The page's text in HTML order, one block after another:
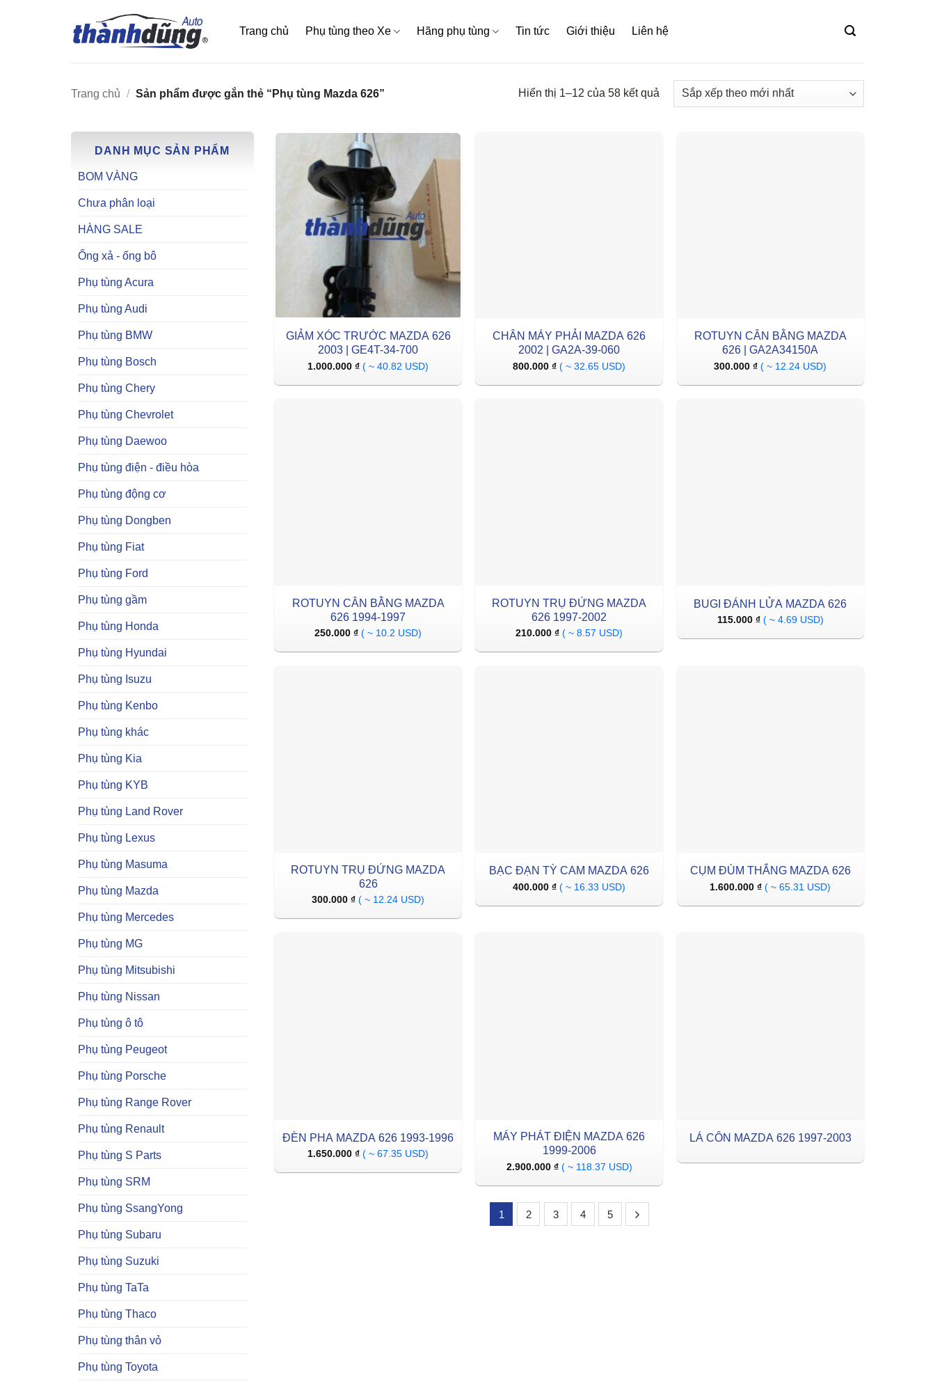
Trang chủ Phụ tùng theo Xe Hãng phụ tùng Tin tức Giới thiệu Liên hệ
Trang chủ / Sản phẩm được gắn thẻ “Phụ tùng Mazda 626” Hiển thị 1–12 của 58 kết quả
sắp
DANH MỤC SẢN PHẨM
BOM VÀNG
Chưa phân loại
HÀNG SALE
Ống xả - ống bô
Phụ tùng Acura
Phụ tùng Audi
Phụ tùng BMW
Phụ tùng Bosch
Phụ tùng Chery
Phụ tùng Chevrolet
Phụ tùng Daewoo
Phụ tùng điện - điều hòa
Phụ tùng động cơ
Phụ tùng Dongben
Phụ tùng Fiat
Phụ tùng Ford
Phụ tùng gầm
Phụ tùng Honda
Phụ tùng Hyundai
Phụ tùng Isuzu
Phụ tùng Kenbo
Phụ tùng khác
Phụ tùng Kia
Phụ tùng KYB
Phụ tùng Land Rover
Phụ tùng Lexus
Phụ tùng Masuma
Phụ tùng Mazda
Phụ tùng Mercedes
Phụ tùng MG
Phụ tùng Mitsubishi
Phụ tùng Nissan
Phụ tùng ô tô
Phụ tùng Peugeot
Phụ tùng Porsche
Phụ tùng Range Rover
Phụ tùng Renault
Phụ tùng S Parts
Phụ tùng SRM
Phụ tùng SsangYong
Phụ tùng Subaru
Phụ tùng Suzuki
Phụ tùng TaTa
Phụ tùng Thaco
Phụ tùng thân vỏ
Phụ tùng Toyota
GIẢM XÓC TRƯỚC MAZDA 626
2003 | GE4T-34-700
1.000.000₫ ( ~ 40.82 USD)
CHÂN MÁY PHẢI MAZDA 626
2002 | GA2A-39-060
800.000₫ ( ~ 32.65 USD)
ROTUYN CÂN BẰNG MAZDA
626 | GA2A34150A
300.000₫ ( ~ 12.24 USD)
ROTUYN CÂN BẰNG MAZDA
626 1994-1997
250.000₫ ( ~ 10.2 USD)
ROTUYN TRỤ ĐỨNG MAZDA
626 1997-2002
210.000₫ ( ~ 8.57 USD)
BUGI ĐÁNH LỬA MAZDA 626
115.000 ₫ ( ~ 4.69 USD)
ROTUYN TRỤ ĐỨNG MAZDA
626
300.000₫ ( ~ 12.24 USD)
BẠC ĐẠN TỲ CAM MAZDA 626
400.000₫ ( ~ 16.33 USD)
CỤM ĐÙM THẮNG MAZDA 626
1.600.000₫ ( ~ 65.31 USD)
ĐÈN PHA MAZDA 626 1993-1996
1.650.000₫ ( ~ 67.35 USD)
MÁY PHÁT ĐIỆN MAZDA 626
1999-2006
2.900.000 ₫ ( ~ 118.37 USD)
LÁ CÔN MAZDA 626 1997-2003
1 2 3 4 5